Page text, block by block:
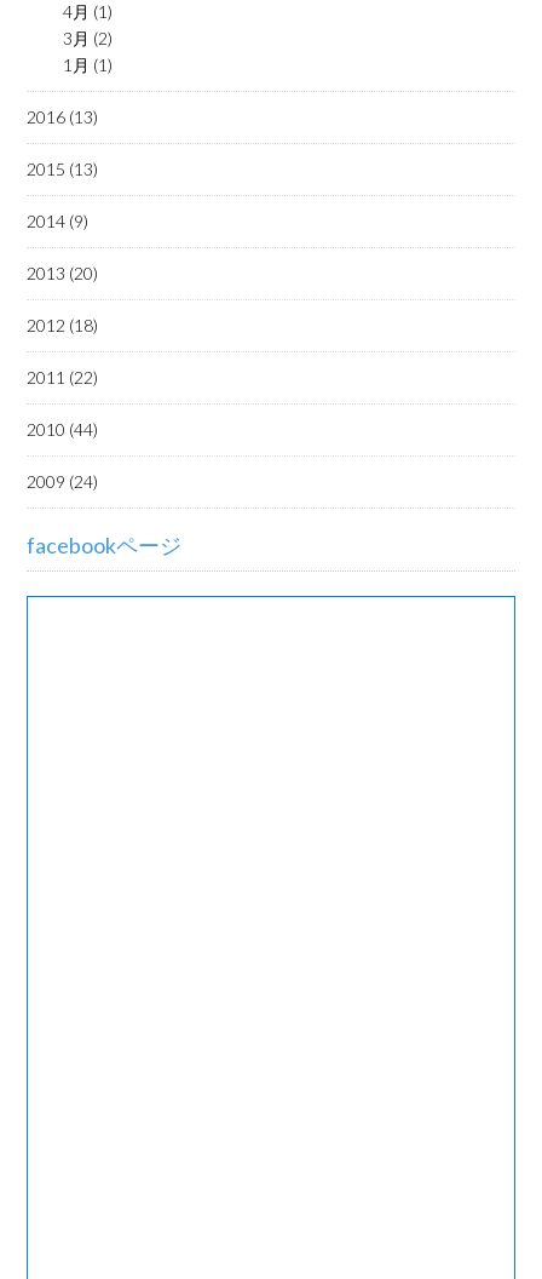
4月 (1)
3月 (2)
1月 (1)
2016 (13)
2015 (13)
2014 (9)
2013 (20)
2012 (18)
2011 (22)
2010 (44)
2009 (24)
facebookページ